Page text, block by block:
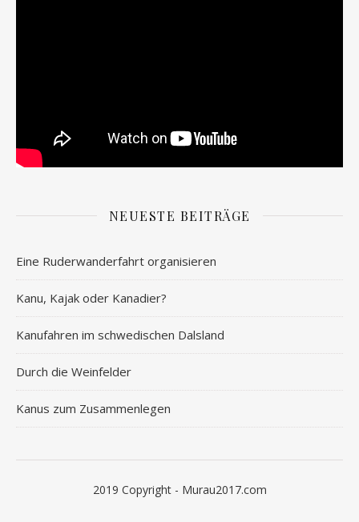
NEUESTE BEITRÄGE
Eine Ruderwanderfahrt organisieren
Kanu, Kajak oder Kanadier?
Kanufahren im schwedischen Dalsland
Durch die Weinfelder
Kanus zum Zusammenlegen